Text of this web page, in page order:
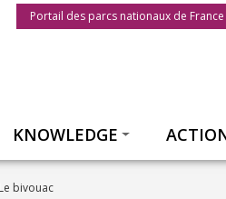
Menu du parc
Portail des parcs nationaux de France
KNOWLEDGE
Le bivouac